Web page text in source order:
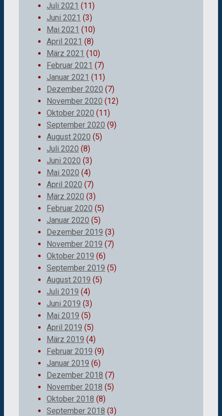
Juli 2021 (11)
Juni 2021 (3)
Mai 2021 (10)
April 2021 (8)
März 2021 (10)
Februar 2021 (7)
Januar 2021 (11)
Dezember 2020 (7)
November 2020 (12)
Oktober 2020 (11)
September 2020 (9)
August 2020 (5)
Juli 2020 (8)
Juni 2020 (3)
Mai 2020 (4)
April 2020 (7)
März 2020 (3)
Februar 2020 (5)
Januar 2020 (5)
Dezember 2019 (3)
November 2019 (7)
Oktober 2019 (6)
September 2019 (5)
August 2019 (5)
Juli 2019 (4)
Juni 2019 (3)
Mai 2019 (5)
April 2019 (5)
März 2019 (4)
Februar 2019 (9)
Januar 2019 (6)
Dezember 2018 (7)
November 2018 (5)
Oktober 2018 (8)
September 2018 (3)